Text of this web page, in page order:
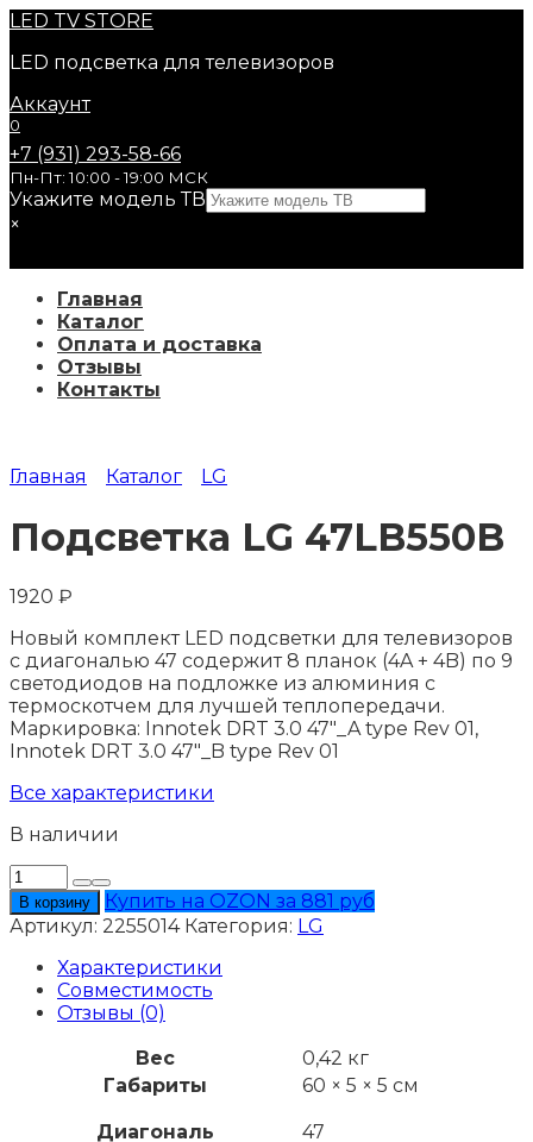
Перейти
содержанию
LED TV STORE
LED подсветка для телевизоров
Аккаунт
0
+7 (931) 293-58-66
Пн-Пт: 10:00 - 19:00 МСК
Укажите модель ТВ
×
Главная
Каталог
Оплата и доставка
Отзывы
Контакты
Главная Каталог LG
Подсветка LG 47LB550B
1920 ₽
Новый комплект LED подсветки для телевизоров
с диагональю 47 содержит 8 планок (4A + 4B) по 9
светодиодов на подложке из алюминия с
термоскотчем для лучшей теплопередачи.
Маркировка: Innotek DRT 3.0 47"_A type Rev 01,
Innotek DRT 3.0 47"_B type Rev 01
Все характеристики
В наличии
Количество
товара
Подсветка
LG
47LB550B
В корзину
Купить на OZON за 881 руб
Артикул: 2255014 Категория: LG
Характеристики
Совместимость
Отзывы (0)
Вес
0,42 кг
Габариты
60 × 5 × 5 см
Диагональ 47